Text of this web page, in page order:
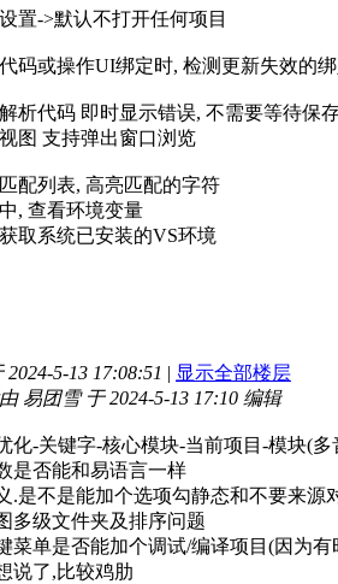
->默认不打开任何项目
或操作UI绑定时, 检测更新失效的绑
代码 即时显示错误, 不需要等待保
支持弹出窗口浏览
列表, 高亮匹配的字符
查看环境变量
系统已安装的VS环境
2024-5-13 17:08:51 | 显示全部楼层
易团雪 于 2024-5-13 17:10 编辑
化-关键字-核心模块-当前项目-模块(多
是否能和易语言一样
.是不是能加个选项勾静态和不要来
多级文件夹及排序问题
菜单是否能加个调试/编译项目(因为
说了,比较鸡肋